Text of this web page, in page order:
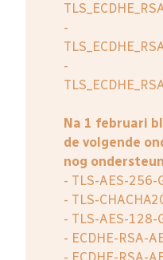
-
-
Na 1 februari
de volgende
nog
- TLS-AES-256-
- TLS-
- TLS-AES-128-
- ECDHE-RSA-